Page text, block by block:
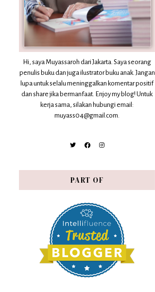
Hi, saya Muyassaroh dari Jakarta. Saya seorang
penulis buku dan juga ilustrator buku anak. Jangan
lupa untuk selalu meninggalkan komentar positif
dan share jika bermanfaat. Enjoy my blog! Untuk
kerja sama, silakan hubungi email:
muyass04@gmail.com.
PART OF